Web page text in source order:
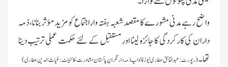
واضح رہے مدنی مشورے کا مقصد شعبہ ہفتہ وار اجتماع کو مزید مؤثر بنانا، ذمہ
داران کی کارکردگی کا جائزہ لینا اور مستقبل کے لئے حکمت عملی ترتیب دینا
تھا۔(رپورٹ:عبدالخالق عطاری نیوز فالو اپ ذمہ دار نگرانِ پاکستان مشاورت، کانٹینٹ:غیاث الدین عطاری)